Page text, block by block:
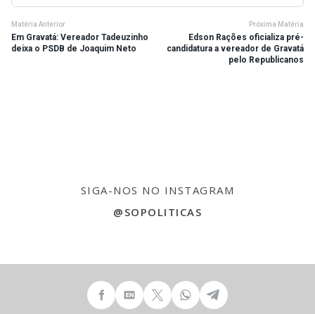
Matéria Anterior
Em Gravatá: Vereador Tadeuzinho
deixa o PSDB de Joaquim Neto
Próxima Matéria
Edson Rações oficializa pré-
candidatura a vereador de Gravatá
pelo Republicanos
SIGA-NOS NO INSTAGRAM
@SOPOLITICAS